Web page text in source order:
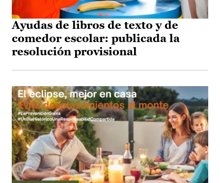
Ayudas de libros de texto y de
comedor escolar: publicada la
resolución provisional